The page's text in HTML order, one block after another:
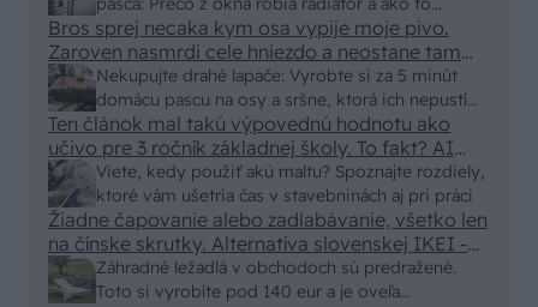
vyriešiť za pár eur?
eur kus.
Nekupujte drahé lapače: Vyrobte si za 5 minút
domácu pascu na osy a sršne, ktorá ich nepustí
von
Bros sprej necaka kym osa vypije moje pivo.
Zaroven nasmrdi cele hniezdo a neostane tam
nic zive. Vasa pasca naucinke moc efektivne.
Skor pritiahne slimaky
Viete, kedy použiť akú maltu? Spoznajte rozdiely,
ktoré vám ušetria čas v stavebninách aj pri práci
Ten článok mal takú výpovednú hodnotu ako
učivo pre 3 ročník základnej školy. To fakt? AI
alebo nejaka kniha z VŠ? Dnešné rychlotvrdnuce
malty - pevnosť 40 Mpa a doba schnutia tak 15
minut , k tomu vodotesné s kryštálikou. A rozdiel
- schnutie a zretie. Nič?
Záhradné ležadlá v obchodoch sú predražené.
Toto si vyrobíte pod 140 eur a je oveľa
Žiadne čapovanie alebo zadlabávanie, všetko len
na čínske skrutky. Alternatíva slovenskej IKEI -
čo sa týka pevnosti. Autor si nedal veľa námahy s
remeselným spracovaním, škoda. No lepšie než